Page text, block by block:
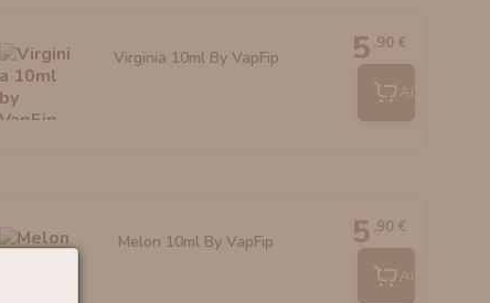
Virginia 10ml By VapFip 5 ,90 €
Añadir
Melon 10ml By VapFip 5 ,90 €
Añadir